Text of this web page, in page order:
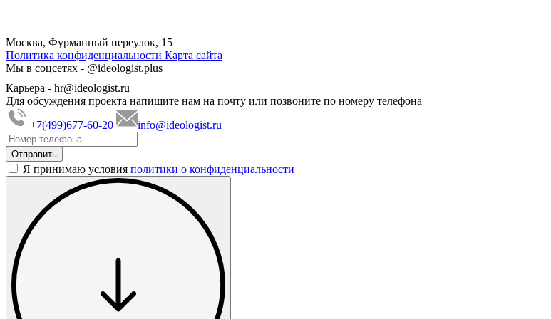
Москва, Фурманный переулок, 15
Политика конфиденциальности Карта сайта
Мы в соцсетях - @ideologist.plus
Карьера - hr@ideologist.ru
Для обсуждения проекта напишите нам на почту или позвоните по номеру телефона
+7(499)677-60-20
info@ideologist.ru
Я принимаю условия политики о конфиденциальности